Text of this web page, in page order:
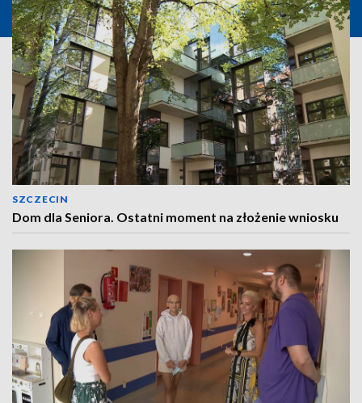
SZCZECIN
Dom dla Seniora. Ostatni moment na złożenie wniosku